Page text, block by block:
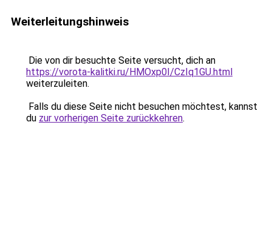
Weiterleitungshinweis
Die von dir besuchte Seite versucht, dich an
https://vorota-kalitki.ru/HMOxp0I/CzIq1GU.html
weiterzuleiten.
Falls du diese Seite nicht besuchen möchtest, kannst
du zur vorherigen Seite zurückkehren.